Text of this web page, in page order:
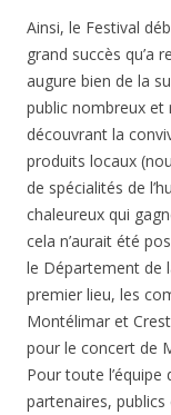
Ainsi, le Festival
grand succès qu’a
augure bien de la
public nombreux
découvrant la
produits locaux
de spécialités de
chaleureux qui
cela n’aurait été
le Département de
premier lieu, les
Montélimar et
pour le concert de
Pour toute
partenaires,